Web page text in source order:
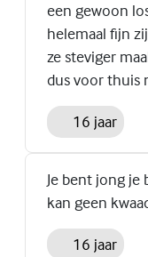
een gewoon
helemaal fijn
ze steviger
dus voor thuis
16 jaar
Je bent jong
kan geen
16 jaar